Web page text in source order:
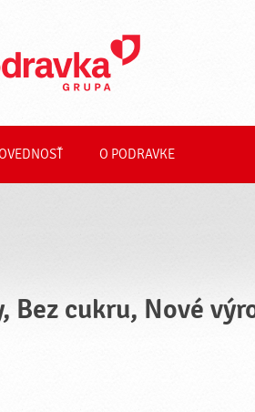
O PODRAVKE
Bez cukru, Nové